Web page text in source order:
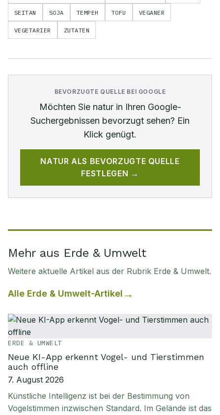
SEITAN SOJA TEMPEH TOFU VEGANER
VEGETARIER ZUTATEN
BEVORZUGTE QUELLE BEI GOOGLE
Möchten Sie naturin Ihren Google-
Suchergebnissen bevorzugt sehen? Ein
Klick genügt.
NATUR ALS BEVORZUGTE QUELLE
FESTLEGEN →
Mehr aus Erde & Umwelt
Weitere aktuelle Artikel aus der Rubrik Erde & Umwelt.
Alle Erde & Umwelt-Artikel
ERDE & UMWELT
Neue KI-App erkennt Vogel- und Tierstimmen
auch offline
7. August 2026
Künstliche Intelligenz ist bei der Bestimmung von
Vogelstimmen inzwischen Standard. Im Gelände ist das